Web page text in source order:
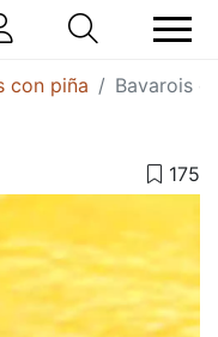
con piña Bavarois